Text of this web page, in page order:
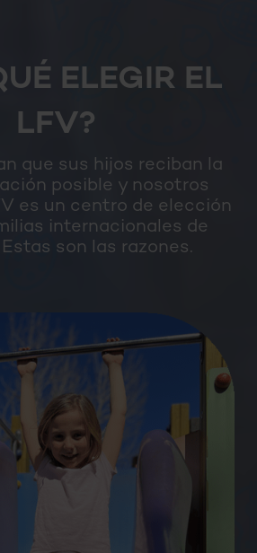
ELEGIR EL
LFV?
que sus hijos reciban la
posible y nosotros
es un centro de elección
internacionales de
son las razones.